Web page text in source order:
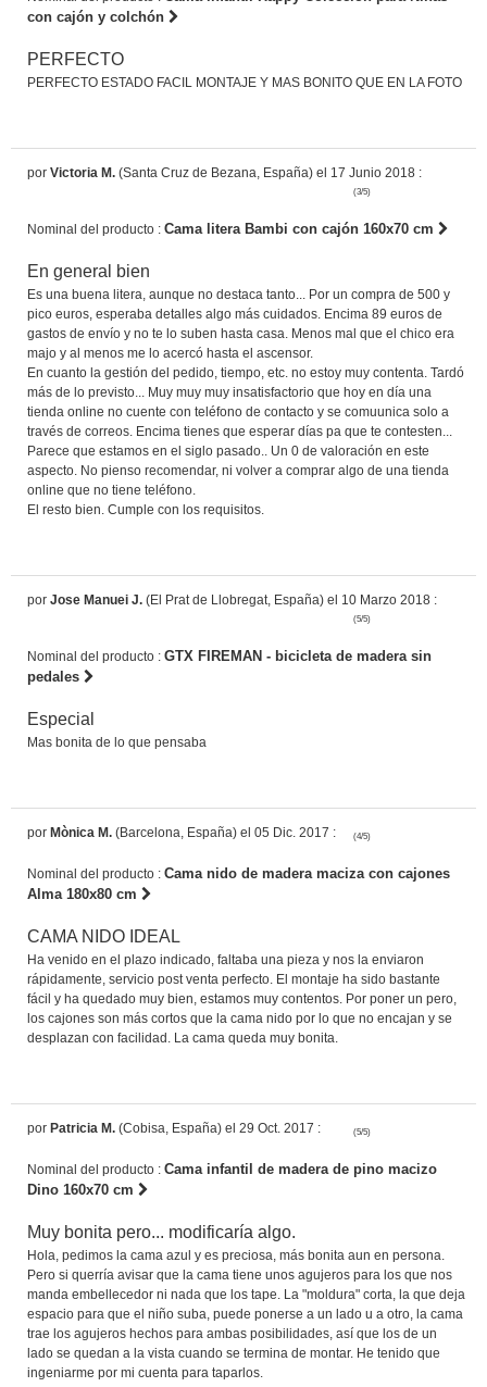
con cajón y colchón
PERFECTO
PERFECTO ESTADO FACIL MONTAJE Y MAS BONITO QUE EN LA FOTO
por Victoria M. (Santa Cruz de Bezana, España) el 17 Junio 2018 :
(3/5)
Nominal del producto : Cama litera Bambi con cajón 160x70 cm
En general bien
Es una buena litera, aunque no destaca tanto... Por un compra de 500 y
pico euros, esperaba detalles algo más cuidados. Encima 89 euros de
gastos de envío y no te lo suben hasta casa. Menos mal que el chico era
majo y al menos me lo acercó hasta el ascensor.
En cuanto la gestión del pedido, tiempo, etc. no estoy muy contenta. Tardó
más de lo previsto... Muy muy muy insatisfactorio que hoy en día una
tienda online no cuente con teléfono de contacto y se comuunica solo a
través de correos. Encima tienes que esperar días pa que te contesten...
Parece que estamos en el siglo pasado.. Un 0 de valoración en este
aspecto. No pienso recomendar, ni volver a comprar algo de una tienda
online que no tiene teléfono.
El resto bien. Cumple con los requisitos.
por Jose Manuei J. (El Prat de Llobregat, España) el 10 Marzo 2018 :
(5/5)
Nominal del producto : GTX FIREMAN - bicicleta de madera sin
pedales
Especial
Mas bonita de lo que pensaba
por Mònica M. (Barcelona, España) el 05 Dic. 2017 : (4/5)
Nominal del producto : Cama nido de madera maciza con cajones
Alma 180x80 cm
CAMA NIDO IDEAL
Ha venido en el plazo indicado, faltaba una pieza y nos la enviaron
rápidamente, servicio post venta perfecto. El montaje ha sido bastante
fácil y ha quedado muy bien, estamos muy contentos. Por poner un pero,
los cajones son más cortos que la cama nido por lo que no encajan y se
desplazan con facilidad. La cama queda muy bonita.
por Patricia M. (Cobisa, España) el 29 Oct. 2017 : (5/5)
Nominal del producto : Cama infantil de madera de pino macizo
Dino 160x70 cm
Muy bonita pero... modificaría algo.
Hola, pedimos la cama azul y es preciosa, más bonita aun en persona.
Pero si querría avisar que la cama tiene unos agujeros para los que nos
manda embellecedor ni nada que los tape. La "moldura" corta, la que deja
espacio para que el niño suba, puede ponerse a un lado u a otro, la cama
trae los agujeros hechos para ambas posibilidades, así que los de un
lado se quedan a la vista cuando se termina de montar. He tenido que
ingeniarme por mi cuenta para taparlos.